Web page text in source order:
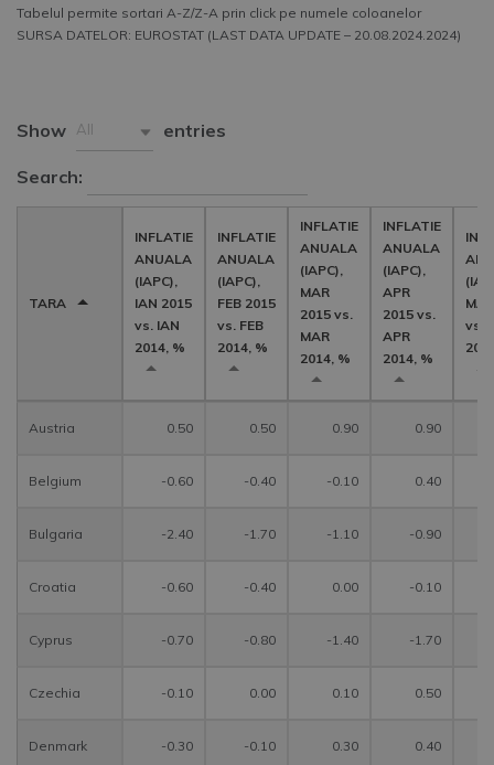
Tabelul permite sortari A-Z/Z-A prin click pe numele coloanelor
SURSA DATELOR: EUROSTAT (LAST DATA UPDATE – 20.08.2024.2024)
Show All entries
Search:
TARA
INFLATIE
ANUALA
(IAPC),
IAN 2015
vs. IAN
2014, %
INFLATIE
ANUALA
(IAPC),
FEB 2015
vs. FEB
2014, %
INFLATIE
ANUALA
(IAPC),
MAR
2015 vs.
MAR
2014, %
INFLATIE
ANUALA
(IAPC),
APR
2015 vs.
APR
2014, %
MAI
vs.
Austria 0.50 0.50 0.90 0.90
Belgium -0.60 -0.40 -0.10 0.40
Bulgaria -2.40 -1.70 -1.10 -0.90
Croatia -0.60 -0.40 0.00 -0.10
Cyprus -0.70 -0.80 -1.40 -1.70
Czechia -0.10 0.00 0.10 0.50
Denmark -0.30 -0.10 0.30 0.40